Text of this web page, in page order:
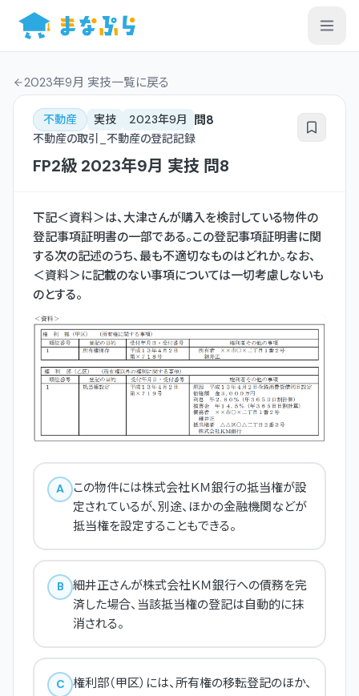
2023年9月 実技一覧に戻る
不動産 実技 2023年9月 問8
不動産の取引_不動産の登記記録
FP2級 2023年9月 実技 問8
下記＜資料＞は、大津さんが購入を検討している物件の
登記事項証明書の一部である。この登記事項証明書に関
する次の記述のうち、最も不適切なものはどれか。なお、
＜資料＞に記載のない事項については一切考慮しないも
のとする。
A
この物件には株式会社ＫＭ銀行の抵当権が設
定されているが、別途、ほかの金融機関などが
抵当権を設定することもできる。
B
細井正さんが株式会社ＫＭ銀行への債務を完
済した場合、当該抵当権の登記は自動的に抹
消される。
C
権利部（甲区）には、所有権の移転登記のほか、